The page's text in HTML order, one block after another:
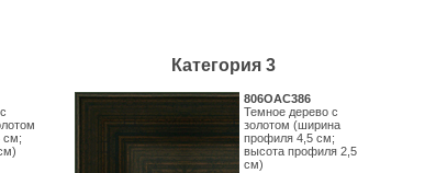
Категория 3
см;
806OAC386
Темное дерево с
золотом (ширина
профиля 4,5 см;
высота профиля 2,5
см)